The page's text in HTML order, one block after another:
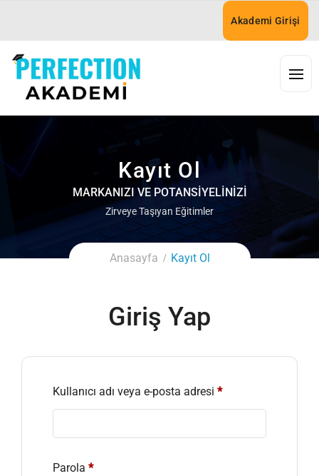
Akademi Girişi
Kayıt Ol
MARKANIZI VE POTANSIYELINIZI
Zirveye Taşıyan Eğitimler
Anasayfa Kayıt Ol
Giriş Yap
Kullanıcı adı veya e-posta adresi *
Parola *